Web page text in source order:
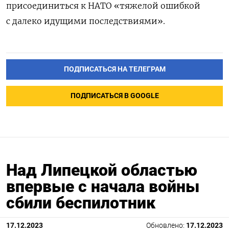
присоединиться к НАТО «тяжелой ошибкой
с далеко идущими последствиями».
ПОДПИСАТЬСЯ НА ТЕЛЕГРАМ
ПОДПИСАТЬСЯ В GOOGLE
Над Липецкой областью
впервые с начала войны
сбили беспилотник
17.12.2023 Обновлено: 17.12.2023